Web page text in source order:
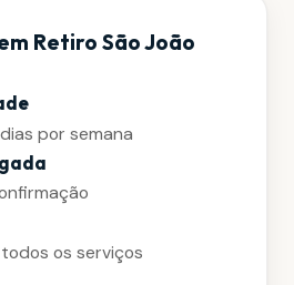
Retiro São João
por semana
os serviços